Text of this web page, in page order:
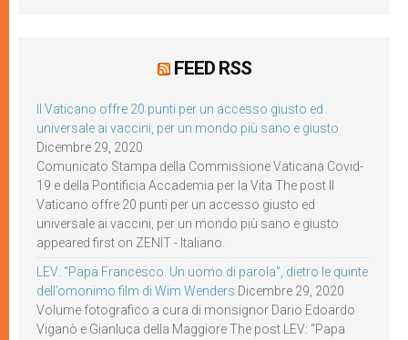
FEED RSS
Il Vaticano offre 20 punti per un accesso giusto ed
universale ai vaccini, per un mondo più sano e giusto
Dicembre 29, 2020
Comunicato Stampa della Commissione Vaticana Covid-
19 e della Pontificia Accademia per la Vita The post Il
Vaticano offre 20 punti per un accesso giusto ed
universale ai vaccini, per un mondo più sano e giusto
appeared first on ZENIT - Italiano.
LEV: “Papa Francesco. Un uomo di parola”, dietro le quinte
dell’omonimo film di Wim Wenders Dicembre 29, 2020
Volume fotografico a cura di monsignor Dario Edoardo
Viganò e Gianluca della Maggiore The post LEV: “Papa